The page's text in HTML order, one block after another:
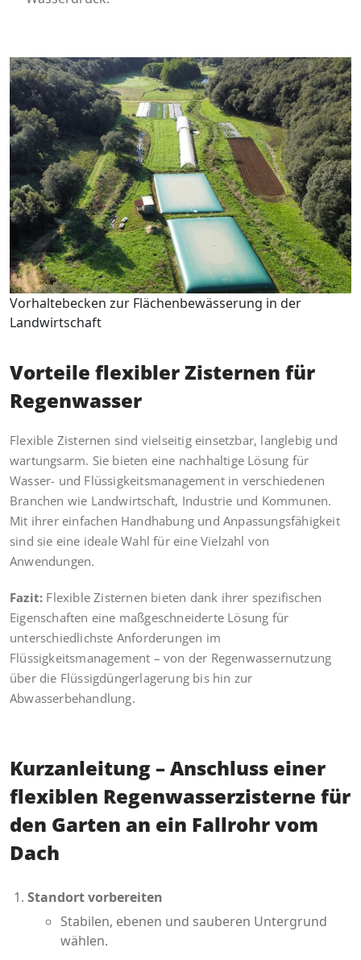
Vorhaltebecken zur Flächenbewässerung in der
Landwirtschaft
Vorteile flexibler Zisternen für
Regenwasser
Flexible Zisternen sind vielseitig einsetzbar, langlebig und
wartungsarm. Sie bieten eine nachhaltige Lösung für
Wasser- und Flüssigkeitsmanagement in verschiedenen
Branchen wie Landwirtschaft, Industrie und Kommunen.
Mit ihrer einfachen Handhabung und Anpassungsfähigkeit
sind sie eine ideale Wahl für eine Vielzahl von
Anwendungen.
Fazit: Flexible Zisternen bieten dank ihrer spezifischen
Eigenschaften eine maßgeschneiderte Lösung für
unterschiedlichste Anforderungen im
Flüssigkeitsmanagement – von der Regenwassernutzung
über die Flüssigdüngerlagerung bis hin zur
Abwasserbehandlung.
Kurzanleitung – Anschluss einer
flexiblen Regenwasserzisterne für
den Garten an ein Fallrohr vom
Dach
Standort vorbereiten
Stabilen, ebenen und sauberen Untergrund
wählen.